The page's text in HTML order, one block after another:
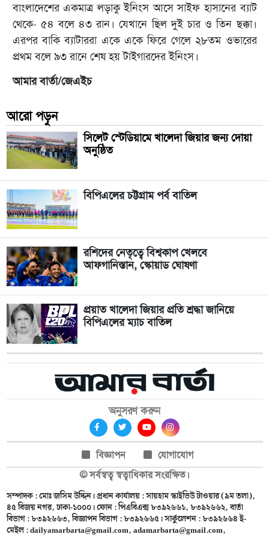
বাংলাদেশের একমাত্র লড়াকু ইনিংস আসে সাইফ হাসানের ব্যাট
থেকে- ৫৪ বলে ৪৩ রান। যেখানে ছিল দুই চার ও তিন ছক্কা।
এরপর বাকি ব্যাটাররা একে একে ফিরে গেলে ২৮তম ওভারের
প্রথম বলে ৯৩ রানে শেষ হয় টাইগারদের ইনিংস।
আমার বার্তা/জেএইচ
আরো পড়ুন
সিলেট স্টেডিয়ামে খালেদা জিয়ার জন্য দোয়া
অনুষ্ঠিত
বিপিএলের চট্টগ্রাম পর্ব বাতিল
রশিদের নেতৃত্বে বিশ্বকাপ খেলবে
আফগানিস্তান, স্কোয়াড ঘোষণা
প্রয়াত খালেদা জিয়ার প্রতি শ্রদ্ধা জানিয়ে
বিপিএলের ম্যাচ বাতিল
অনুসরণ করুন
বিজ্ঞাপন
যোগাযোগ
© সর্বস্বত্ব স্বত্বাধিকার সংরক্ষিত।
সম্পাদক : মোঃ জসিম উদ্দিন। প্রধান কার্যালয় : সায়হাম স্কাইভিউ টাওয়ার (৯ম তলা),
৪৫ বিজয় নগর, ঢাকা-১০০০। ফোন : পিএবিএক্স ৮৩৯২৬৬১, ৮৩৯২৬৬২, বার্তা
বিভাগ : ৮৩৯২৬৬৩, বিজ্ঞাপন বিভাগ : ৮৩৯২৬৬৫। সার্কুলেশন : ৮৩৯২৬৬৪ ই-
মেইল :dailyamarbarta@gmail.com,adamarbarta@gmail.com,